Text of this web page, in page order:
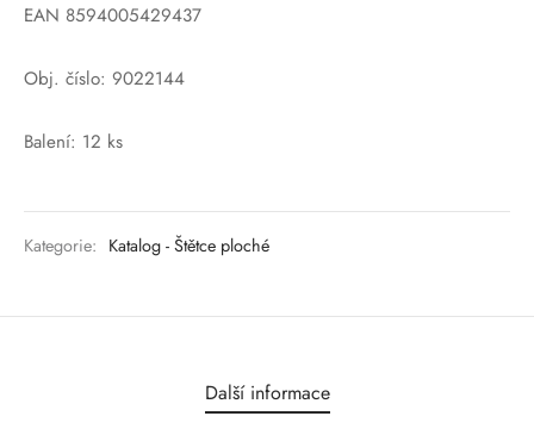
EAN 8594005429437
Obj. číslo: 9022144
Balení: 12 ks
Kategorie: Katalog - Štětce ploché
Další informace